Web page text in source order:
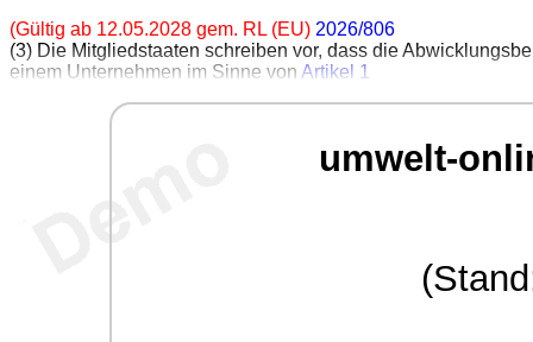
(Gültig ab 12.05.2028 gem. RL (EU) 2026/806
(3) Die Mitgliedstaaten schreiben vor, dass die
einem Unternehmen im Sinne von Artikel 1
umwelt-